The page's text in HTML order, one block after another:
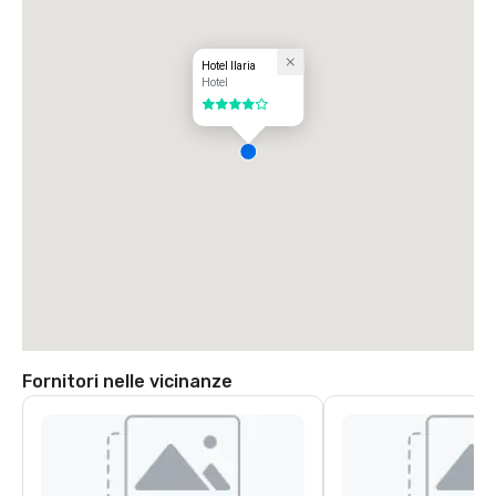
Hotel Ilaria
Hotel
4 su 5
Fornitori nelle vicinanze